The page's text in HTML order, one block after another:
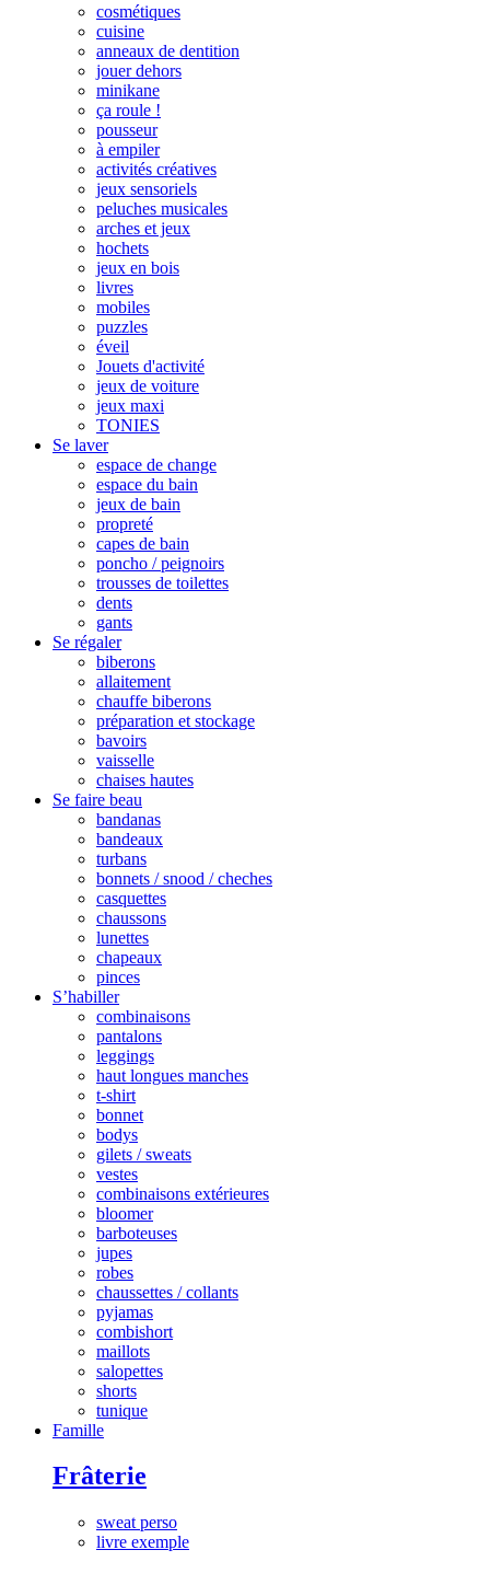
cosmétiques
cuisine
anneaux de dentition
jouer dehors
minikane
ça roule !
pousseur
à empiler
activités créatives
jeux sensoriels
peluches musicales
arches et jeux
hochets
jeux en bois
livres
mobiles
puzzles
éveil
Jouets d'activité
jeux de voiture
jeux maxi
TONIES
Se laver
espace de change
espace du bain
jeux de bain
propreté
capes de bain
poncho / peignoirs
trousses de toilettes
dents
gants
Se régaler
biberons
allaitement
chauffe biberons
préparation et stockage
bavoirs
vaisselle
chaises hautes
Se faire beau
bandanas
bandeaux
turbans
bonnets / snood / cheches
casquettes
chaussons
lunettes
chapeaux
pinces
S’habiller
combinaisons
pantalons
leggings
haut longues manches
t-shirt
bonnet
bodys
gilets / sweats
vestes
combinaisons extérieures
bloomer
barboteuses
jupes
robes
chaussettes / collants
pyjamas
combishort
maillots
salopettes
shorts
tunique
Famille
Frâterie
sweat perso
livre exemple